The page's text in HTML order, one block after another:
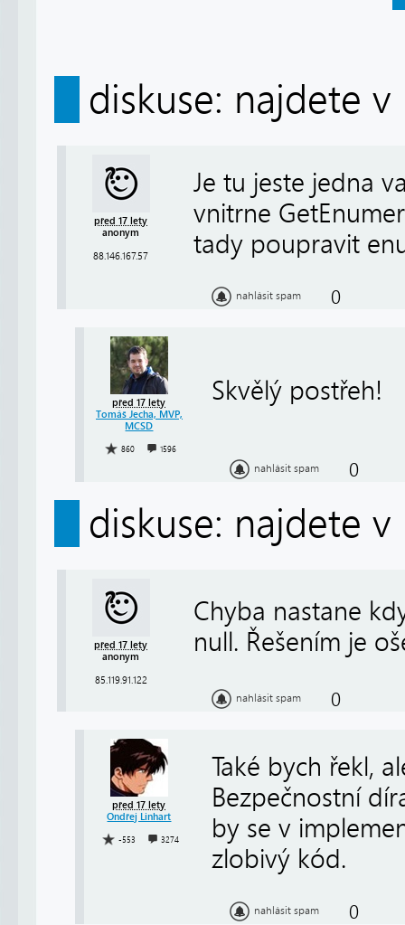
diskuse: najdete
před 17 lety
anonym
88.146.167.57
Je tu jeste jedna
vnitrne
tady poupravit
nahlásit spam 0
před 17 lety
Tomáš Jecha, MVP,
MCSD
860 1596
Skvělý postřeh!
nahlásit spam 0
diskuse: najdete
před 17 lety
anonym
85.119.91.122
Chyba nastane
null. Řešením je
nahlásit spam 0
před 17 lety
Ondřej Linhart
-553 3274
Také bych řekl,
Bezpečnostní
by se v
zlobivý kód.
nahlásit spam 0